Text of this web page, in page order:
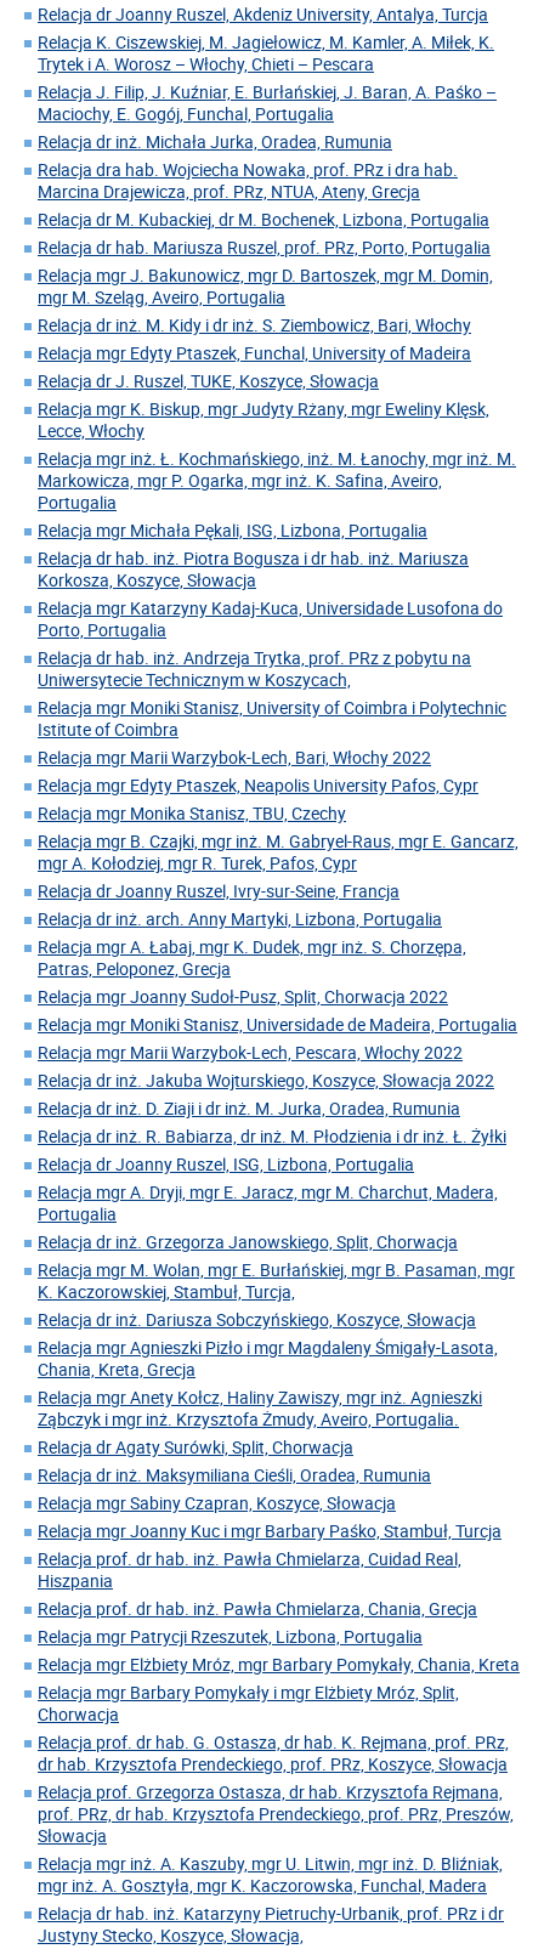
Relacja dr Joanny Ruszel, Akdeniz University, Antalya, Turcja
Relacja K. Ciszewskiej, M. Jagiełowicz, M. Kamler, A. Miłek, K.
Trytek i A. Worosz – Włochy, Chieti – Pescara
Relacja J. Filip, J. Kuźniar, E. Burłańskiej, J. Baran, A. Paśko –
Maciochy, E. Gogój, Funchal, Portugalia
Relacja dr inż. Michała Jurka, Oradea, Rumunia
Relacja dra hab. Wojciecha Nowaka, prof. PRz i dra hab.
Marcina Drajewicza, prof. PRz, NTUA, Ateny, Grecja
Relacja dr M. Kubackiej, dr M. Bochenek, Lizbona, Portugalia
Relacja dr hab. Mariusza Ruszel, prof. PRz, Porto, Portugalia
Relacja mgr J. Bakunowicz, mgr D. Bartoszek, mgr M. Domin,
mgr M. Szeląg, Aveiro, Portugalia
Relacja dr inż. M. Kidy i dr inż. S. Ziembowicz, Bari, Włochy
Relacja mgr Edyty Ptaszek, Funchal, University of Madeira
Relacja dr J. Ruszel, TUKE, Koszyce, Słowacja
Relacja mgr K. Biskup, mgr Judyty Rżany, mgr Eweliny Klęsk,
Lecce, Włochy
Relacja mgr inż. Ł. Kochmańskiego, inż. M. Łanochy, mgr inż. M.
Markowicza, mgr P. Ogarka, mgr inż. K. Safina, Aveiro,
Portugalia
Relacja mgr Michała Pękali, ISG, Lizbona, Portugalia
Relacja dr hab. inż. Piotra Bogusza i dr hab. inż. Mariusza
Korkosza, Koszyce, Słowacja
Relacja mgr Katarzyny Kadaj-Kuca, Universidade Lusofona do
Porto, Portugalia
Relacja dr hab. inż. Andrzeja Trytka, prof. PRz z pobytu na
Uniwersytecie Technicznym w Koszycach,
Relacja mgr Moniki Stanisz, University of Coimbra i Polytechnic
Istitute of Coimbra
Relacja mgr Marii Warzybok-Lech, Bari, Włochy 2022
Relacja mgr Edyty Ptaszek, Neapolis University Pafos, Cypr
Relacja mgr Monika Stanisz, TBU, Czechy
Relacja mgr B. Czajki, mgr inż. M. Gabryel-Raus, mgr E. Gancarz,
mgr A. Kołodziej, mgr R. Turek, Pafos, Cypr
Relacja dr Joanny Ruszel, Ivry-sur-Seine, Francja
Relacja dr inż. arch. Anny Martyki, Lizbona, Portugalia
Relacja mgr A. Łabaj, mgr K. Dudek, mgr inż. S. Chorzępa,
Patras, Peloponez, Grecja
Relacja mgr Joanny Sudoł-Pusz, Split, Chorwacja 2022
Relacja mgr Moniki Stanisz, Universidade de Madeira, Portugalia
Relacja mgr Marii Warzybok-Lech, Pescara, Włochy 2022
Relacja dr inż. Jakuba Wojturskiego, Koszyce, Słowacja 2022
Relacja dr inż. D. Ziaji i dr inż. M. Jurka, Oradea, Rumunia
Relacja dr inż. R. Babiarza, dr inż. M. Płodzienia i dr inż. Ł. Żyłki
Relacja dr Joanny Ruszel, ISG, Lizbona, Portugalia
Relacja mgr A. Dryji, mgr E. Jaracz, mgr M. Charchut, Madera,
Portugalia
Relacja dr inż. Grzegorza Janowskiego, Split, Chorwacja
Relacja mgr M. Wolan, mgr E. Burłańskiej, mgr B. Pasaman, mgr
K. Kaczorowskiej, Stambuł, Turcja,
Relacja dr inż. Dariusza Sobczyńskiego, Koszyce, Słowacja
Relacja mgr Agnieszki Pizło i mgr Magdaleny Śmigały-Lasota,
Chania, Kreta, Grecja
Relacja mgr Anety Kołcz, Haliny Zawiszy, mgr inż. Agnieszki
Ząbczyk i mgr inż. Krzysztofa Żmudy, Aveiro, Portugalia.
Relacja dr Agaty Surówki, Split, Chorwacja
Relacja dr inż. Maksymiliana Cieśli, Oradea, Rumunia
Relacja mgr Sabiny Czapran, Koszyce, Słowacja
Relacja mgr Joanny Kuc i mgr Barbary Paśko, Stambuł, Turcja
Relacja prof. dr hab. inż. Pawła Chmielarza, Cuidad Real,
Hiszpania
Relacja prof. dr hab. inż. Pawła Chmielarza, Chania, Grecja
Relacja mgr Patrycji Rzeszutek, Lizbona, Portugalia
Relacja mgr Elżbiety Mróz, mgr Barbary Pomykały, Chania, Kreta
Relacja mgr Barbary Pomykały i mgr Elżbiety Mróz, Split,
Chorwacja
Relacja prof. dr hab. G. Ostasza, dr hab. K. Rejmana, prof. PRz,
dr hab. Krzysztofa Prendeckiego, prof. PRz, Koszyce, Słowacja
Relacja prof. Grzegorza Ostasza, dr hab. Krzysztofa Rejmana,
prof. PRz, dr hab. Krzysztofa Prendeckiego, prof. PRz, Preszów,
Słowacja
Relacja mgr inż. A. Kaszuby, mgr U. Litwin, mgr inż. D. Bliźniak,
mgr inż. A. Gosztyła, mgr K. Kaczorowska, Funchal, Madera
Relacja dr hab. inż. Katarzyny Pietruchy-Urbanik, prof. PRz i dr
Justyny Stecko, Koszyce, Słowacja,